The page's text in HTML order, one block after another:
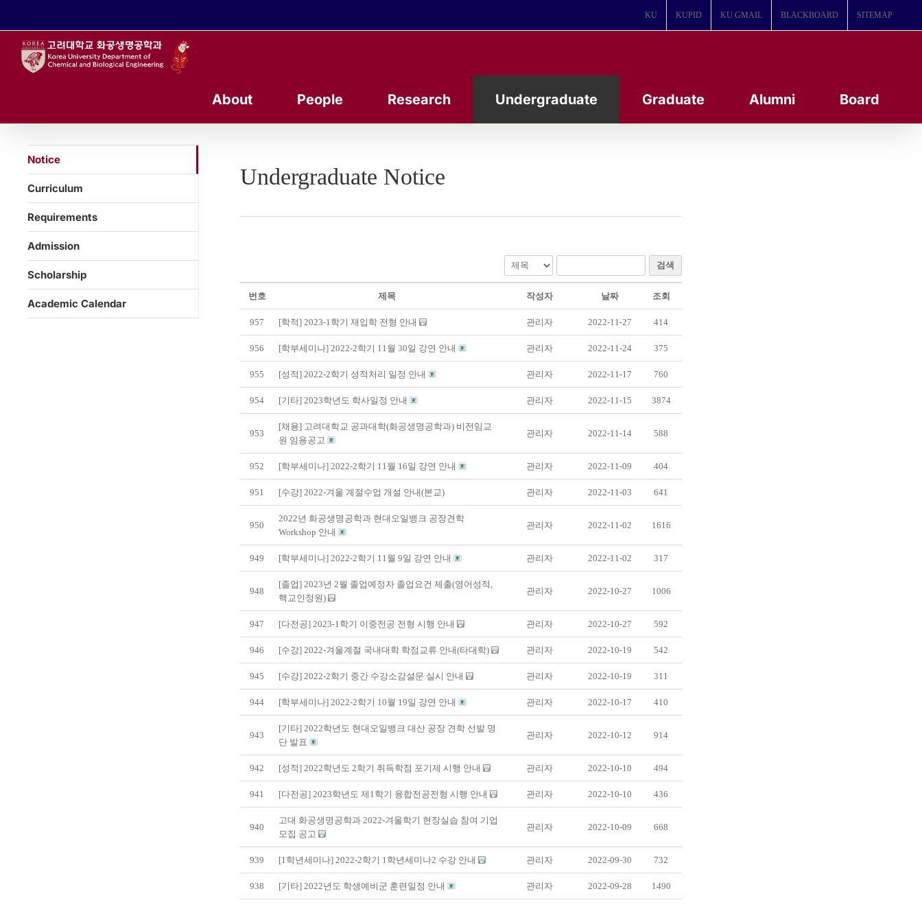
KU KUPID KU GMAIL BLACKBOARD SITEMAP
About People Research Undergraduate Graduate Alumni Board
Undergraduate Notice
검색
번호 제목 작성자 날짜 조회
957 [학적] 2023-1학기 재입학 전형 안내 관리자 2022-11-27 414
956 [학부세미나] 2022-2학기 11월 30일 강연 안내 관리자 2022-11-24 375
955 [성적] 2022-2학기 성적처리 일정 안내 관리자 2022-11-17 760
954 [기타] 2023학년도 학사일정 안내 관리자 2022-11-15 3874
953
[채용] 고려대학교 공과대학(화공생명공학과) 비전임교
원 임용공고
관리자 2022-11-14 588
952 [학부세미나] 2022-2학기 11월 16일 강연 안내 관리자 2022-11-09 404
951 [수강] 2022-겨울 계절수업 개설 안내(본교) 관리자 2022-11-03 641
950
2022년 화공생명공학과 현대오일뱅크 공장견학
Workshop 안내
관리자 2022-11-02 1616
949 [학부세미나] 2022-2학기 11월 9일 강연 안내 관리자 2022-11-02 317
948
[졸업] 2023년 2월 졸업예정자 졸업요건 제출(영어성적,
핵교인정원)
관리자 2022-10-27 1006
947 [다전공] 2023-1학기 이중전공 전형 시행 안내 관리자 2022-10-27 592
946 [수강] 2022-겨울계절 국내대학 학점교류 안내(타대학) 관리자 2022-10-19 542
945 [수강] 2022-2학기 중간 수강소감설문 실시 안내 관리자 2022-10-19 311
944 [학부세미나] 2022-2학기 10월 19일 강연 안내 관리자 2022-10-17 410
943
[기타] 2022학년도 현대오일뱅크 대산 공장 견학 선발 명
단 발표
관리자 2022-10-12 914
942 [성적] 2022학년도 2학기 취득학점 포기제 시행 안내 관리자 2022-10-10 494
941 [다전공] 2023학년도 제1학기 융합전공전형 시행 안내 관리자 2022-10-10 436
940
고대 화공생명공학과 2022-겨울학기 현장실습 참여 기업
모집 공고
관리자 2022-10-09 668
939 [1학년세미나] 2022-2학기 1학년세미나2 수강 안내 관리자 2022-09-30 732
938 [기타] 2022년도 학생예비군 훈련일정 안내 관리자 2022-09-28 1490
Notice
Curriculum
Requirements
Admission
Scholarship
Academic Calendar